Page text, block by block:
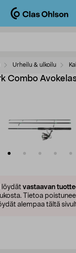
Urheilu & ulkoilu
Combo
löydät vastaavan
Tietoa
alempaa tältä